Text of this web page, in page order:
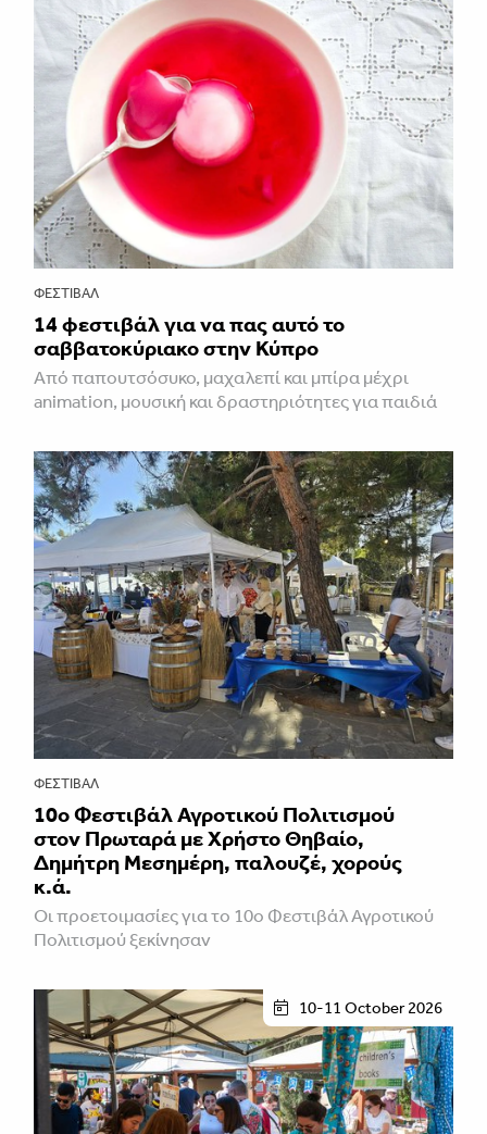
ΦΕΣΤΙΒΑΛ
14 φεστιβάλ για να πας αυτό το
σαββατοκύριακο στην Κύπρο
Από παπουτσόσυκο, μαχαλεπί και μπίρα μέχρι
animation, μουσική και δραστηριότητες για παιδιά
ΦΕΣΤΙΒΑΛ
10ο Φεστιβάλ Αγροτικού Πολιτισμού
στον Πρωταρά με Χρήστο Θηβαίο,
Δημήτρη Μεσημέρη, παλουζέ, χορούς
κ.ά.
Οι προετοιμασίες για το 10ο Φεστιβάλ Αγροτικού
Πολιτισμού ξεκίνησαν
10-11 October 2026